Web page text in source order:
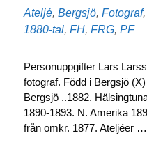
Kategorier
Ateljé, Bergsjö, Fotograf,
1880-tal, FH, FRG, PF
Personuppgifter Lars
fotograf. Född i Bergsjö
Bergsjö ..1882.
1890-1893. N. Amerika
från omkr. 1877. Ateljéer …